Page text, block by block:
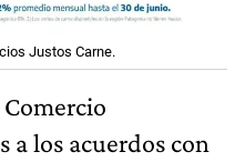
Justos Carne.
a los acuerdos con